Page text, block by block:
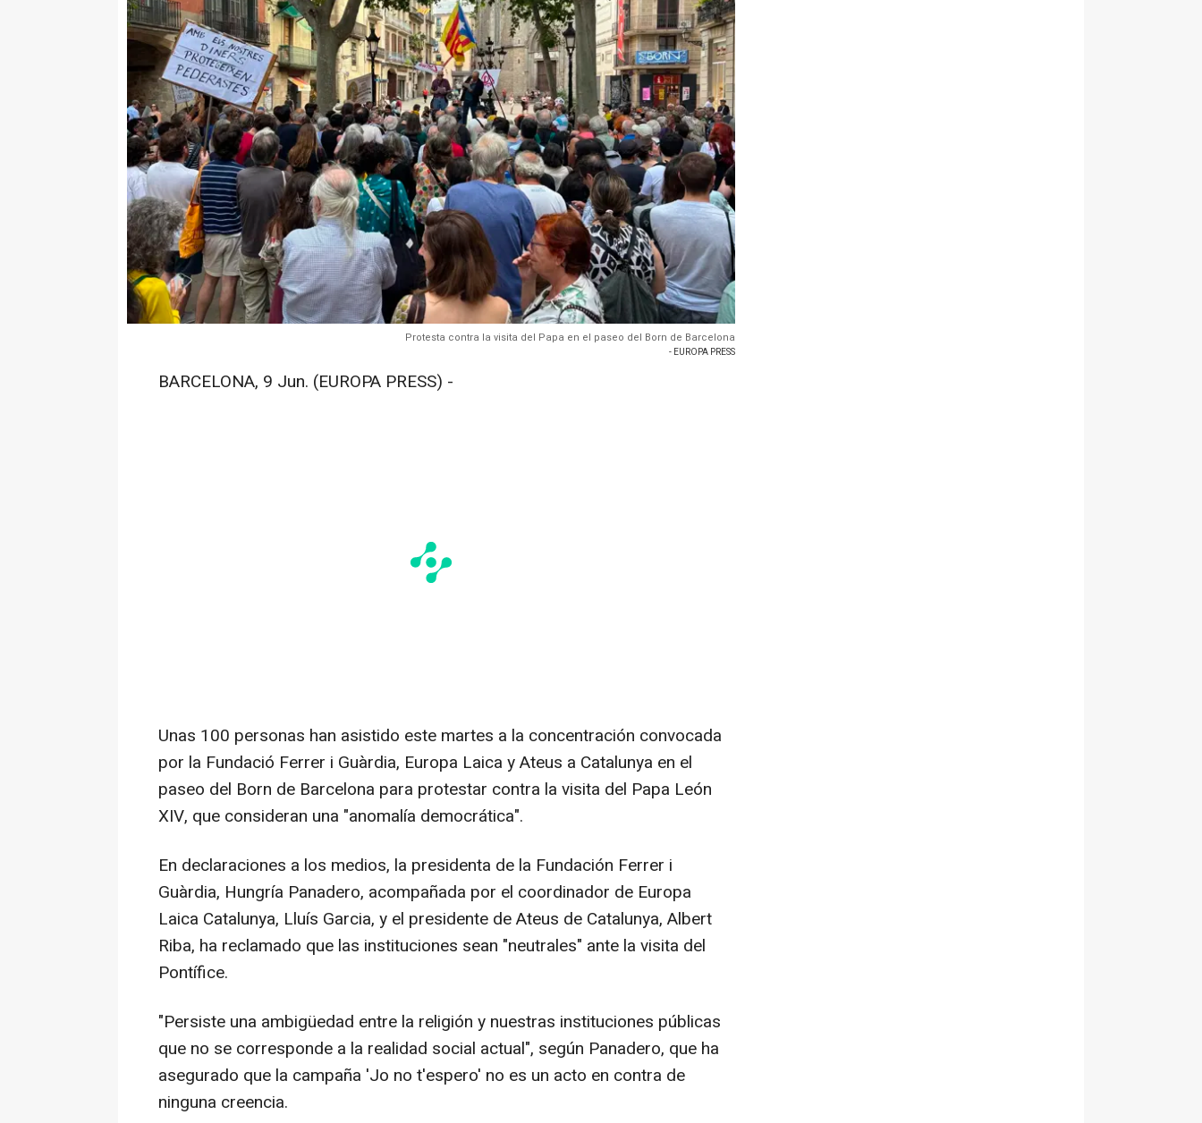
Protesta contra la visita del Papa en el paseo del Born de Barcelona
- EUROPA PRESS
BARCELONA, 9 Jun. (EUROPA PRESS) -
Unas 100 personas han asistido este martes a la concentración convocada
por la Fundació Ferrer i Guàrdia, Europa Laica y Ateus a Catalunya en el
paseo del Born de Barcelona para protestar contra la visita del Papa León
XIV, que consideran una "anomalía democrática".
En declaraciones a los medios, la presidenta de la Fundación Ferrer i
Guàrdia, Hungría Panadero, acompañada por el coordinador de Europa
Laica Catalunya, Lluís Garcia, y el presidente de Ateus de Catalunya, Albert
Riba, ha reclamado que las instituciones sean "neutrales" ante la visita del
Pontífice.
"Persiste una ambigüedad entre la religión y nuestras instituciones públicas
que no se corresponde a la realidad social actual", según Panadero, que ha
asegurado que la campaña 'Jo no t'espero' no es un acto en contra de
ninguna creencia.